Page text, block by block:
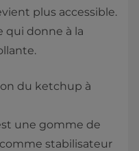
plus accessible.
qui donne à la
du ketchup à
une gomme de
stabilisateur